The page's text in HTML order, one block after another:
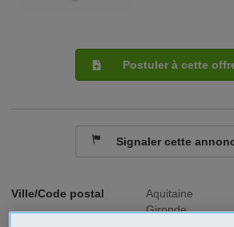
Ville/Code postal
Aquitaine
Gironde
Postuler à cette
Signaler cette